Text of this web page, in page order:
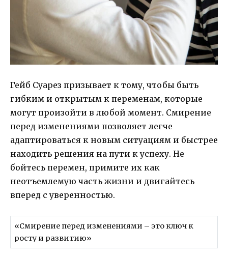
Гейб Суарез призывает к тому, чтобы быть
гибким и открытым к переменам, которые
могут произойти в любой момент. Смирение
перед изменениями позволяет легче
адаптироваться к новым ситуациям и быстрее
находить решения на пути к успеху. Не
бойтесь перемен, примите их как
неотъемлемую часть жизни и двигайтесь
вперед с уверенностью.
«Смирение перед изменениями – это ключ к
росту и развитию»